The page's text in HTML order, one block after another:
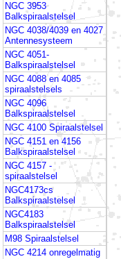
NGC 3953
Balkspiraalstelsel
NGC 4038/4039 en 4027
Antennesysteem
NGC 4051-
Balkspiraalstelsel
NGC 4088 en 4085
spiraalstelsels
NGC 4096
Balkspiraalstelsel
NGC 4100 Spiraalstelsel
NGC 4151 en 4156
Balkspiraalstelsel
NGC 4157 -
spiraalstelsel
NGC4173cs
Balkspiraalstelsel
NGC4183
Balkspiraalstelsel
M98 Spiraalstelsel
NGC 4214 onregelmatig